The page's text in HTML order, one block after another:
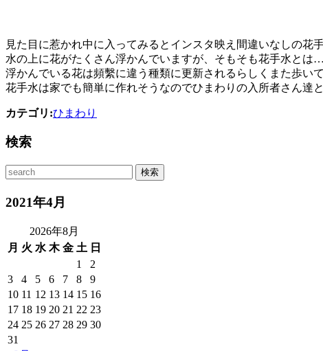
見た目に惹かれ中に入ってみるとインスタ映え間違いなしの花手
水の上に花がたくさん浮かんでいますが、そもそも花手水とは
浮かんでいる花は頻繫に違う種類に更新されるらしくまた歩い
花手水は家でも簡単に作れそうなのでひまわりの入所者さん達
カテゴリ:ひまわり
検索
2021年4月
2026年8月
月 火 水 木 金 土 日
1
2
3
4 5 6 7 8
9
10 11 12 13 14 15 16
17 18 19 20 21 22 23
24 25 26 27 28 29 30
31